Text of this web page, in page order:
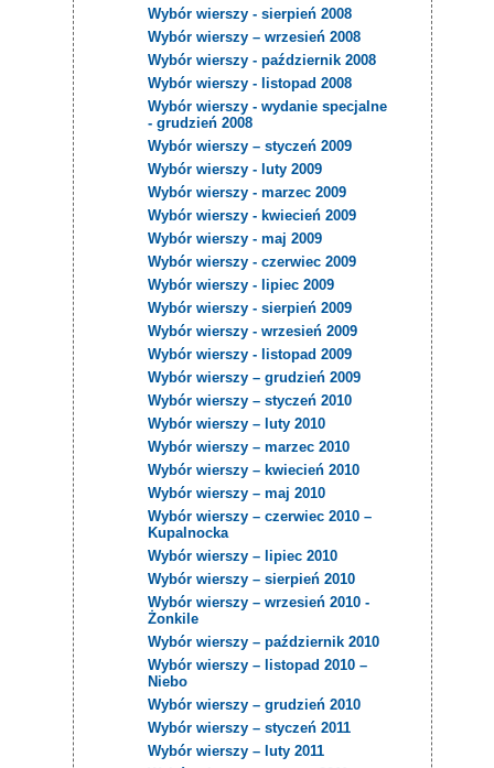
Wybór wierszy - sierpień 2008
Wybór wierszy – wrzesień 2008
Wybór wierszy - październik 2008
Wybór wierszy - listopad 2008
Wybór wierszy - wydanie specjalne
- grudzień 2008
Wybór wierszy – styczeń 2009
Wybór wierszy - luty 2009
Wybór wierszy - marzec 2009
Wybór wierszy - kwiecień 2009
Wybór wierszy - maj 2009
Wybór wierszy - czerwiec 2009
Wybór wierszy - lipiec 2009
Wybór wierszy - sierpień 2009
Wybór wierszy - wrzesień 2009
Wybór wierszy - listopad 2009
Wybór wierszy – grudzień 2009
Wybór wierszy – styczeń 2010
Wybór wierszy – luty 2010
Wybór wierszy – marzec 2010
Wybór wierszy – kwiecień 2010
Wybór wierszy – maj 2010
Wybór wierszy – czerwiec 2010 –
Kupalnocka
Wybór wierszy – lipiec 2010
Wybór wierszy – sierpień 2010
Wybór wierszy – wrzesień 2010 -
Żonkile
Wybór wierszy – październik 2010
Wybór wierszy – listopad 2010 –
Niebo
Wybór wierszy – grudzień 2010
Wybór wierszy – styczeń 2011
Wybór wierszy – luty 2011